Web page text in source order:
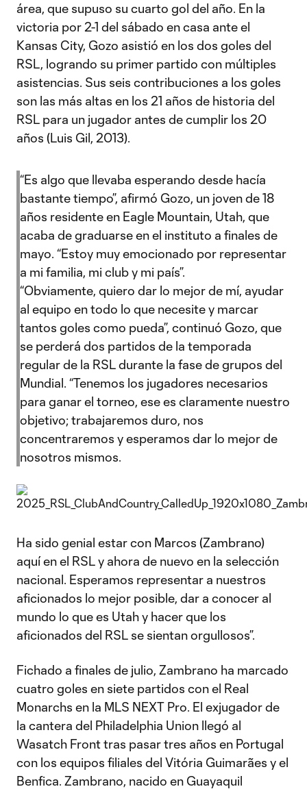
área, que supuso su cuarto gol del año. En la
victoria por 2-1 del sábado en casa ante el
Kansas City, Gozo asistió en los dos goles del
RSL, logrando su primer partido con múltiples
asistencias. Sus seis contribuciones a los goles
son las más altas en los 21 años de historia del
RSL para un jugador antes de cumplir los 20
años (Luis Gil, 2013).
“Es algo que llevaba esperando desde hacía
bastante tiempo”, afirmó Gozo, un joven de 18
años residente en Eagle Mountain, Utah, que
acaba de graduarse en el instituto a finales de
mayo. “Estoy muy emocionado por representar
a mi familia, mi club y mi país”.
“Obviamente, quiero dar lo mejor de mí, ayudar
al equipo en todo lo que necesite y marcar
tantos goles como pueda”, continuó Gozo, que
se perderá dos partidos de la temporada
regular de la RSL durante la fase de grupos del
Mundial. “Tenemos los jugadores necesarios
para ganar el torneo, ese es claramente nuestro
objetivo; trabajaremos duro, nos
concentraremos y esperamos dar lo mejor de
nosotros mismos.
Ha sido genial estar con Marcos (Zambrano)
aquí en el RSL y ahora de nuevo en la selección
nacional. Esperamos representar a nuestros
aficionados lo mejor posible, dar a conocer al
mundo lo que es Utah y hacer que los
aficionados del RSL se sientan orgullosos”.
Fichado a finales de julio, Zambrano ha marcado
cuatro goles en siete partidos con el Real
Monarchs en la MLS NEXT Pro. El exjugador de
la cantera del Philadelphia Union llegó al
Wasatch Front tras pasar tres años en Portugal
con los equipos filiales del Vitória Guimarães y el
Benfica. Zambrano, nacido en Guayaquil